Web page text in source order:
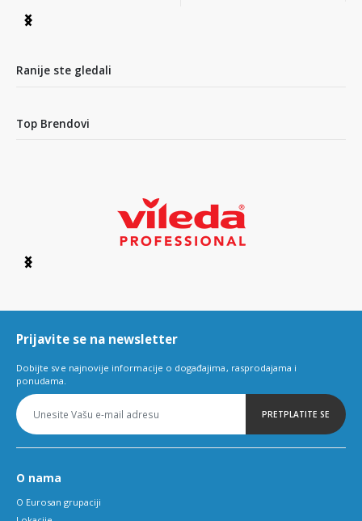
Item
9
Ranije ste gledali
Top Brendovi
Item
6
Prijavite se na newsletter
Dobijte sve najnovije informacije o događajima, rasprodajama i
ponudama.
PRETPLATITE SE
O nama
O Eurosan grupaciji